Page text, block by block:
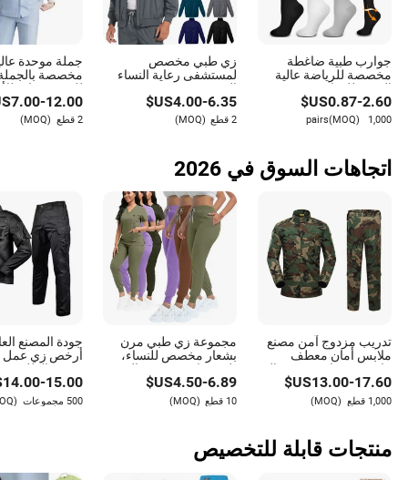
جوارب طبية ضاغطة
مخصصة للرياضة عالية
الجودة للعدائين
والممرضين US$0.87-2.60
1,000 pairs
(MOQ)
زي طبي مخصص
لمستشفى رعاية النساء
الصحية - زي موحد
للتمريض للنساء والرجال
US$4.00-6.35
2 قطع (MOQ)
جملة موحدة
مخصصة
للمستشفيات
والممرضات من
7.00-12.00
2 قطع (MOQ)
اتجاهات السوق في 2026
تدريب مزدوج آمن مصنع
ملابس أمان معطف
ملابس فستان تمويه قتالي
ملابس عمل سترة +
بنطلون زي تكتيكي
US$13.00-17.60
1,000 قطع (MOQ)
مجموعة زي طبي مرن
بشعار مخصص للنساء،
بلوزة واسعة وسروال
جري، زي عمل تمريضي
طبي جراحي
US$4.50-6.89
10 قطع (MOQ)
جودة المصنع
أرخص زي
حسب الطلب
زي موحد أمني
الأسود 728 بدلة تكتيكية
14.00-15.00
500 مجموعات (MOQ)
منتجات قابلة للتخصيص